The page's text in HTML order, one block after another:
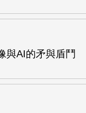
與AI的矛與盾鬥